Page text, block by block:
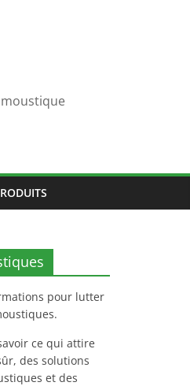
pour lutter
ce qui attire
des solutions
et des